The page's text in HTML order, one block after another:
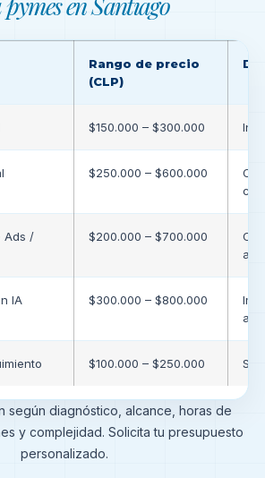
Rango de precio
(CLP)
$150.000 – $300.000
$250.000 – $600.000
Ads /
$200.000 – $700.000
IA $300.000 – $800.000
$100.000 – $250.000
según diagnóstico, alcance, horas de
y complejidad. Solicita tu presupuesto
personalizado.